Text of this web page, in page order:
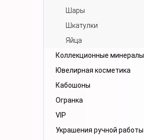
Шары
Шкатулки
Яйца
Коллекционные минералы
Ювелирная косметика
Кабошоны
Огранка
VIP
Украшения ручной работы